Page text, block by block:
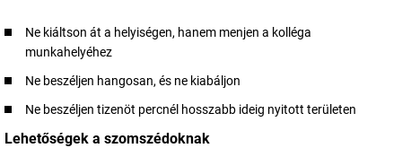
Ne kiáltson át a helyiségen, hanem menjen a kolléga
munkahelyéhez
Ne beszéljen hangosan, és ne kiabáljon
Ne beszéljen tizenöt percnél hosszabb ideig nyitott területen
Lehetőségek a szomszédoknak